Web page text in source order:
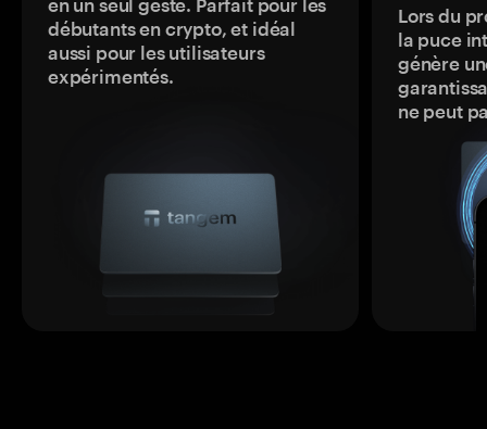
en un seul geste. Parfait pour les
débutants en crypto, et idéal
aussi pour les utilisateurs
expérimentés.
Lors du
la puce
génère
ne peut